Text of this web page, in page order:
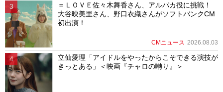
＝ＬＯＶＥ佐々木舞香さん、アルパカ役に挑戦！
大谷映美里さん、野口衣織さんがソフトバンクCM
初出演！
CMニュース 2026.08.03
立仙愛理「アイドルをやったからこそできる演技が
きっとある」＜映画『チャロの囀り』＞